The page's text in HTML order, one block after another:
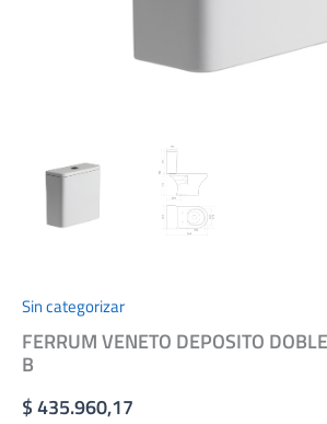
Sin categorizar
FERRUM VENETO DEPOSITO
B
$435.960,17